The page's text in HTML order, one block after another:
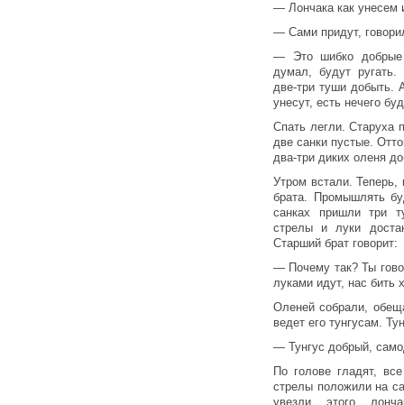
— Лончака как унесем
— Сами придут,
— Это шибко
думал, будут
две-три туши добыть.
унесут, есть нечего
Спать легли. Старуха
две санки пустые.
два-три диких оленя
Утром встали.
брата. Промышлять
санках пришли три
стрелы и луки
Старший брат говорит:
— Почему так? Ты
луками идут, нас бить
Оленей собрали,
ведет его тунгусам.
— Тунгус добрый,
По голове гладят,
стрелы положили на
увезли этого